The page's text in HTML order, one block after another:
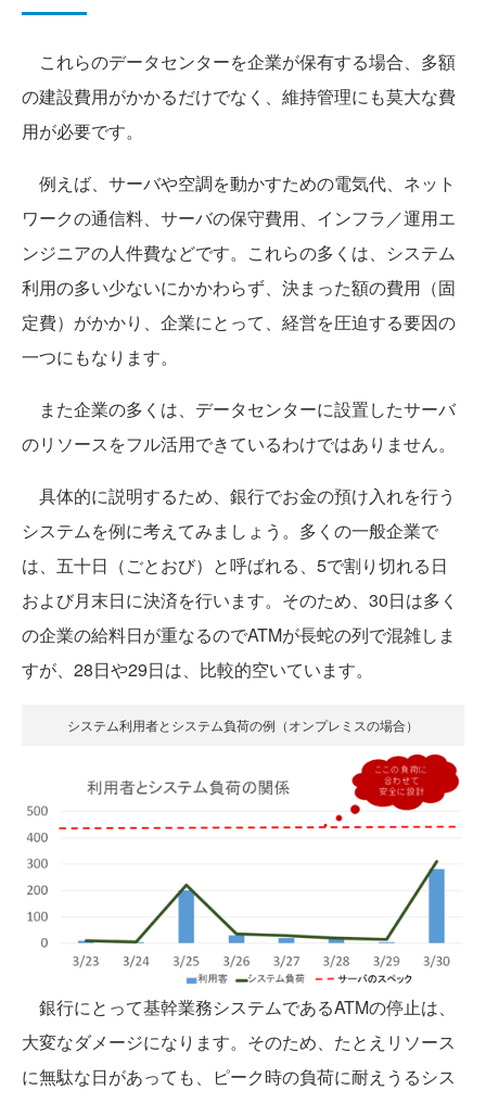
これらのデータセンターを企業が保有する場合、多額
の建設費用がかかるだけでなく、維持管理にも莫大な費
用が必要です。
例えば、サーバや空調を動かすための電気代、ネット
ワークの通信料、サーバの保守費用、インフラ／運用エ
ンジニアの人件費などです。これらの多くは、システム
利用の多い少ないにかかわらず、決まった額の費用（固
定費）がかかり、企業にとって、経営を圧迫する要因の
一つにもなります。
また企業の多くは、データセンターに設置したサーバ
のリソースをフル活用できているわけではありません。
具体的に説明するため、銀行でお金の預け入れを行う
システムを例に考えてみましょう。多くの一般企業で
は、五十日（ごとおび）と呼ばれる、5で割り切れる日
および月末日に決済を行います。そのため、30日は多く
の企業の給料日が重なるのでATMが長蛇の列で混雑しま
すが、28日や29日は、比較的空いています。
システム利用者とシステム負荷の例（オンプレミスの場合）
銀行にとって基幹業務システムであるATMの停止は、
大変なダメージになります。そのため、たとえリソース
に無駄な日があっても、ピーク時の負荷に耐えうるシス